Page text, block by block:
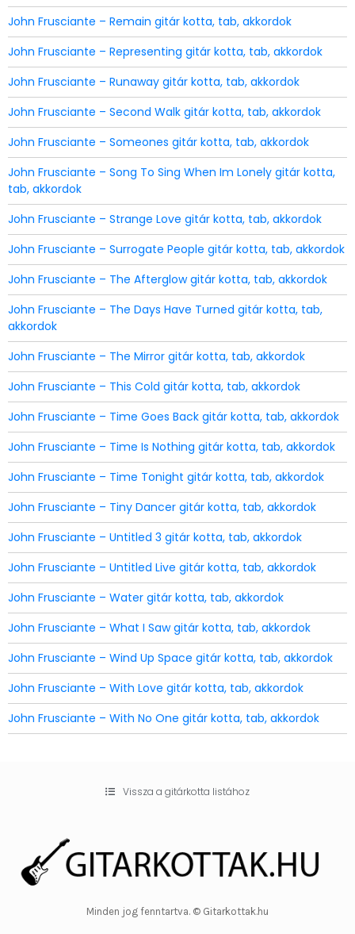
John Frusciante – Remain gitár kotta, tab, akkordok
John Frusciante – Representing gitár kotta, tab, akkordok
John Frusciante – Runaway gitár kotta, tab, akkordok
John Frusciante – Second Walk gitár kotta, tab, akkordok
John Frusciante – Someones gitár kotta, tab, akkordok
John Frusciante – Song To Sing When Im Lonely gitár kotta,
tab, akkordok
John Frusciante – Strange Love gitár kotta, tab, akkordok
John Frusciante – Surrogate People gitár kotta, tab, akkordok
John Frusciante – The Afterglow gitár kotta, tab, akkordok
John Frusciante – The Days Have Turned gitár kotta, tab,
akkordok
John Frusciante – The Mirror gitár kotta, tab, akkordok
John Frusciante – This Cold gitár kotta, tab, akkordok
John Frusciante – Time Goes Back gitár kotta, tab, akkordok
John Frusciante – Time Is Nothing gitár kotta, tab, akkordok
John Frusciante – Time Tonight gitár kotta, tab, akkordok
John Frusciante – Tiny Dancer gitár kotta, tab, akkordok
John Frusciante – Untitled 3 gitár kotta, tab, akkordok
John Frusciante – Untitled Live gitár kotta, tab, akkordok
John Frusciante – Water gitár kotta, tab, akkordok
John Frusciante – What I Saw gitár kotta, tab, akkordok
John Frusciante – Wind Up Space gitár kotta, tab, akkordok
John Frusciante – With Love gitár kotta, tab, akkordok
John Frusciante – With No One gitár kotta, tab, akkordok
Vissza a gitárkotta listához
Minden jog fenntartva. © Gitarkottak.hu